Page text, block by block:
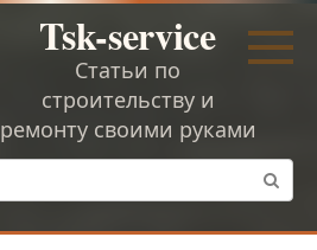
Tsk-service
Статьи по
строительству и
ремонту своими руками